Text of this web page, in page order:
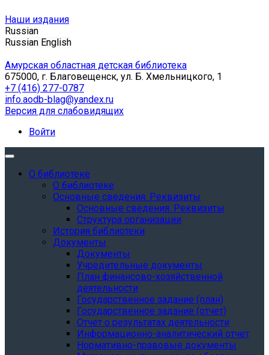
Наши издания
Russian
Russian English
Амурская областная детская библиотека
675000, г. Благовещенск, ул. Б. Хмельницкого, 1
+7 (416) 277-0787
info.aodb-blag@yandex.ru
Версия для слабовидящих
Войти
О библиотеке
О библиотеке
Основные сведения. Реквизиты
Основные сведения. Реквизиты
Структура организации
История библиотеки
Документы
Документы
Учредительные документы
План финансово-хозяйственной
деятельности
Государственное задание (план)
Государственное задание (отчет)
Отчет о результатах деятельности
Информационно-аналитический отчет
Нормативно-правовые документы